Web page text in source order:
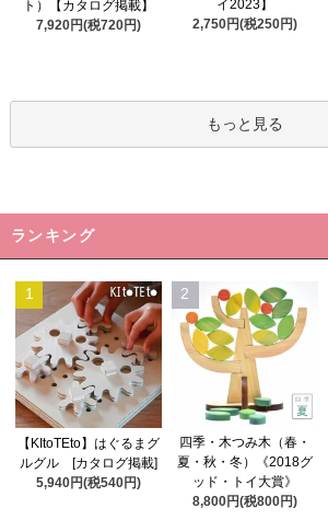
ト）【カタログ掲載】
7,920円(税720円)
イ2023】
2,750円(税250円)
もっと見る
ランキング
1
【KItoTEto】はぐるまグ
ルグル [カタログ掲載]
5,940円(税540円)
2
四季・木つみ木（春・
夏・秋・冬）《2018グ
ッド・トイ大賞》
8,800円(税800円)